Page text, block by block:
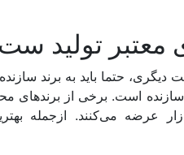
معتبر تولید
حتما باید به برند
است. برخی از برندهای
عرضه می‌کنند. ازجمله